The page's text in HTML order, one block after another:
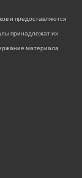
и предоставляются
принадлежат их
материала